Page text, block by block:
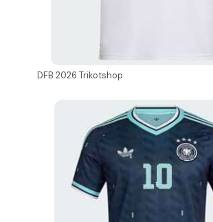
DFB 2026 Trikotshop